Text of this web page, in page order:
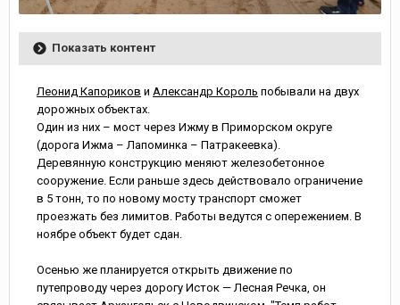
Показать контент
Леонид Капориков и Александр Король побывали на двух
дорожных объектах.
Один из них – мост через Ижму в Приморском округе
(дорога Ижма – Лапоминка – Патракеевка).
Деревянную конструкцию меняют железобетонное
сооружение. Если раньше здесь действовало ограничение
в 5 тонн, то по новому мосту транспорт сможет
проезжать без лимитов. Работы ведутся с опережением. В
ноябре объект будет сдан.
Осенью же планируется открыть движение по
путепроводу через дорогу Исток — Лесная Речка, он